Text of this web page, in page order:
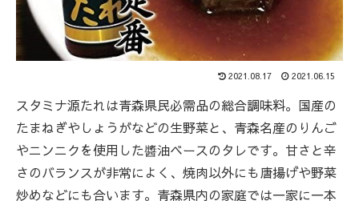
2021.08.17 2021.06.15
スタミナ源たれは青森県民必需品の総合調味料。国産の
たまねぎやしょうがなどの生野菜と、青森名産のりんご
やニンニクを使用した醬油ベースのタレです。甘さと辛
さのバランスが非常によく、焼肉以外にも唐揚げや野菜
炒めなどにも合います。青森県内の家庭では一家に一本